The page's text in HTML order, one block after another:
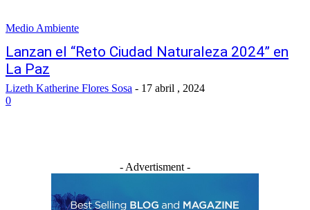
Medio Ambiente
Lanzan el “Reto Ciudad Naturaleza 2024” en
La Paz
Lizeth Katherine Flores Sosa - 17 abril , 2024
0
- Advertisment -